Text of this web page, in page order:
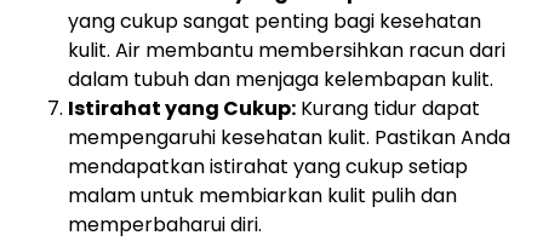
yang cukup sangat penting bagi kesehatan
kulit. Air membantu membersihkan racun dari
dalam tubuh dan menjaga kelembapan kulit.
Istirahat yang Cukup: Kurang tidur dapat
mempengaruhi kesehatan kulit. Pastikan Anda
mendapatkan istirahat yang cukup setiap
malam untuk membiarkan kulit pulih dan
memperbaharui diri.